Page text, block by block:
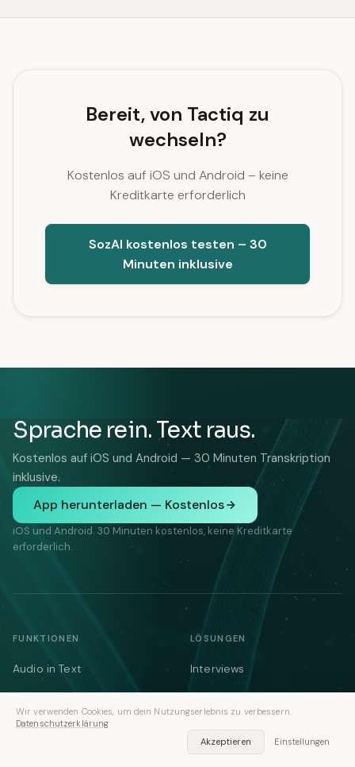
Bereit, von Tactiq zu
wechseln?
Kostenlos auf iOS und Android – keine
Kreditkarte erforderlich
SozAI kostenlos testen – 30
Minuten inklusive
Sprache rein. Text raus.
Kostenlos auf iOS und Android — 30 Minuten Transkription
inklusive.
App herunterladen — Kostenlos
iOS und Android. 30 Minuten kostenlos, keine Kreditkarte
erforderlich.
FUNKTIONEN
Audio in Text
Video in Text
Notizen
LÖSUNGEN
Interviews
Vorträge
Medizinisch
Wir verwenden Cookies, um dein Nutzungserlebnis zu verbessern.
Datenschutzerklärung
Akzeptieren
Einstellungen